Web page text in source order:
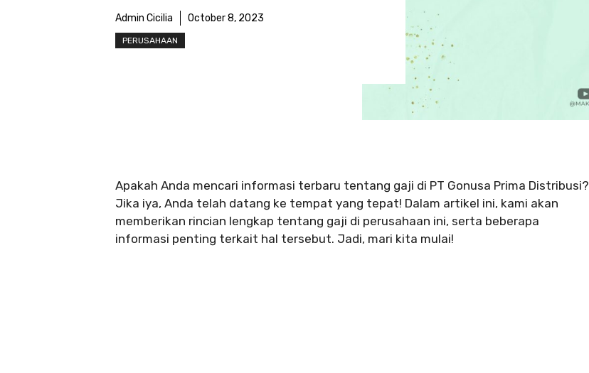
Admin Cicilia October 8, 2023
PERUSAHAAN
Apakah Anda mencari informasi terbaru tentang gaji di PT Gonusa Prima Distribusi?
Jika iya, Anda telah datang ke tempat yang tepat! Dalam artikel ini, kami akan
memberikan rincian lengkap tentang gaji di perusahaan ini, serta beberapa
informasi penting terkait hal tersebut. Jadi, mari kita mulai!